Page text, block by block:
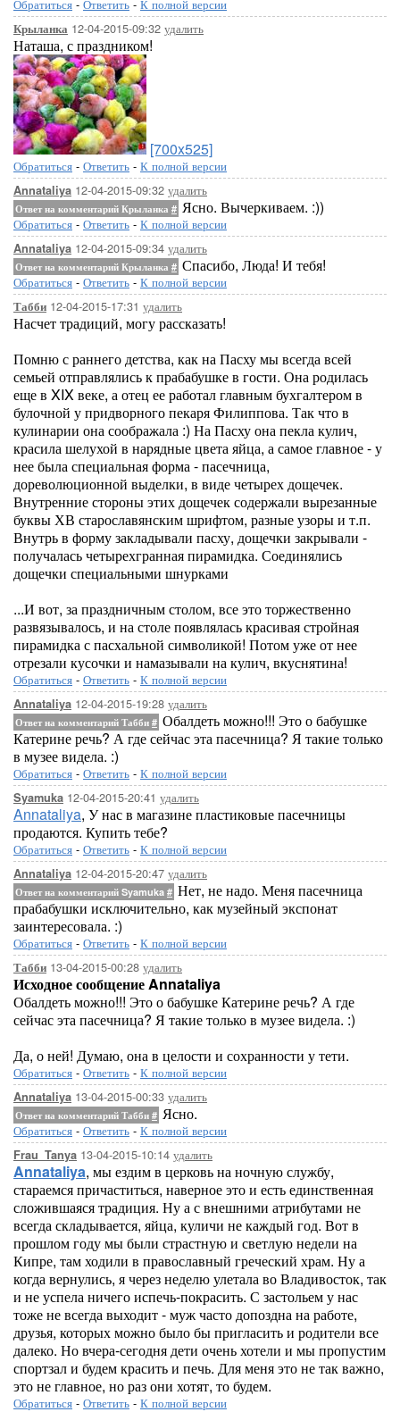
Обратиться - Ответить - К полной версии
Крыланка 12-04-2015-09:32 удалить
Наташа, с праздником!
[700x525]
Обратиться - Ответить - К полной версии
Annataliya 12-04-2015-09:32 удалить
Ответ на комментарий Крыланка # Ясно. Вычеркиваем. :))
Обратиться - Ответить - К полной версии
Annataliya 12-04-2015-09:34 удалить
Ответ на комментарий Крыланка # Спасибо, Люда! И тебя!
Обратиться - Ответить - К полной версии
Табби 12-04-2015-17:31 удалить
Насчет традиций, могу рассказать!
Помню с раннего детства, как на Пасху мы всегда всей
семьей отправлялись к прабабушке в гости. Она родилась
еще в XIX веке, а отец ее работал главным бухгалтером в
булочной у придворного пекаря Филиппова. Так что в
кулинарии она соображала :) На Пасху она пекла кулич,
красила шелухой в нарядные цвета яйца, а самое главное - у
нее была специальная форма - пасечница,
дореволюционной выделки, в виде четырех дощечек.
Внутренние стороны этих дощечек содержали вырезанные
буквы ХВ старославянским шрифтом, разные узоры и т.п.
Внутрь в форму закладывали пасху, дощечки закрывали -
получалась четырехгранная пирамидка. Соединялись
дощечки специальными шнурками
...И вот, за праздничным столом, все это торжественно
развязывалось, и на столе появлялась красивая стройная
пирамидка с пасхальной символикой! Потом уже от нее
отрезали кусочки и намазывали на кулич, вкуснятина!
Обратиться - Ответить - К полной версии
Annataliya 12-04-2015-19:28 удалить
Ответ на комментарий Табби # Обалдеть можно!!! Это о бабушке
Катерине речь? А где сейчас эта пасечница? Я такие только
в музее видела. :)
Обратиться - Ответить - К полной версии
Syamuka 12-04-2015-20:41 удалить
Annataliya, У нас в магазине пластиковые пасечницы
продаются. Купить тебе?
Обратиться - Ответить - К полной версии
Annataliya 12-04-2015-20:47 удалить
Ответ на комментарий Syamuka # Нет, не надо. Меня пасечница
прабабушки исключительно, как музейный экспонат
заинтересовала. :)
Обратиться - Ответить - К полной версии
Табби 13-04-2015-00:28 удалить
Исходное сообщение Annataliya
Обалдеть можно!!! Это о бабушке Катерине речь? А где
сейчас эта пасечница? Я такие только в музее видела. :)
Да, о ней! Думаю, она в целости и сохранности у тети.
Обратиться - Ответить - К полной версии
Annataliya 13-04-2015-00:33 удалить
Ответ на комментарий Табби # Ясно.
Обратиться - Ответить - К полной версии
Frau_Tanya 13-04-2015-10:14 удалить
Annataliya, мы ездим в церковь на ночную службу,
стараемся причаститься, наверное это и есть единственная
сложившаяся традиция. Ну а с внешними атрибутами не
всегда складывается, яйца, куличи не каждый год. Вот в
прошлом году мы были страстную и светлую недели на
Кипре, там ходили в православный греческий храм. Ну а
когда вернулись, я через неделю улетала во Владивосток, так
и не успела ничего испечь-покрасить. С застольем у нас
тоже не всегда выходит - муж часто допоздна на работе,
друзья, которых можно было бы пригласить и родители все
далеко. Но вчера-сегодня дети очень хотели и мы пропустим
спортзал и будем красить и печь. Для меня это не так важно,
это не главное, но раз они хотят, то будем.
Обратиться - Ответить - К полной версии